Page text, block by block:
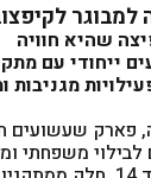
למבוגר
שהיא חוויה
ייחודי עם
מגניבות
שעשועים
משפחתי